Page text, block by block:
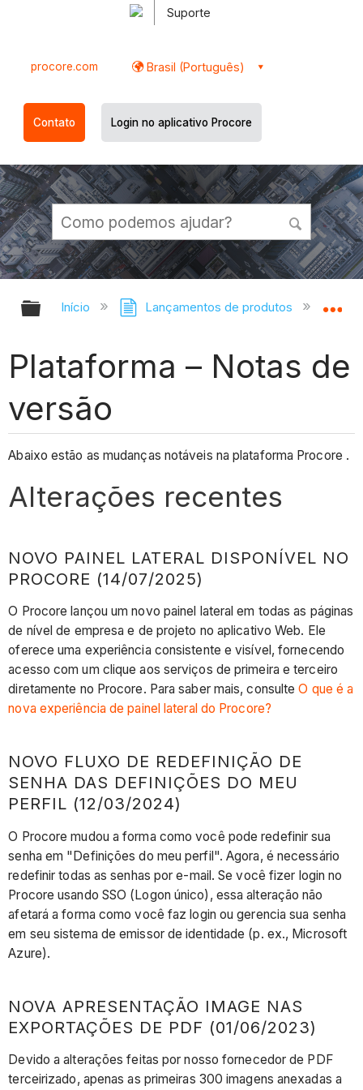
Suporte
procore.com Brasil (Português)
Contato Login no aplicativo Procore
Expandir/recolher hierarquia
Início Lançamentos de produtos
Plataforma – Notas de
versão
Abaixo estão as mudanças notáveis ​​na plataforma Procore .
Alterações recentes
NOVO PAINEL LATERAL DISPONÍVEL NO
PROCORE (14/07/2025)
O Procore lançou um novo painel lateral em todas as páginas
de nível de empresa e de projeto no aplicativo Web. Ele
oferece uma experiência consistente e visível, fornecendo
acesso com um clique aos serviços de primeira e terceiro
diretamente no Procore. Para saber mais, consulteO que é a
nova experiência de painel lateral do Procore?
NOVO FLUXO DE REDEFINIÇÃO DE
SENHA DAS DEFINIÇÕES DO MEU
PERFIL (12/03/2024)
O Procore mudou a forma como você pode redefinir sua
senha em "Definições do meu perfil". Agora, é necessário
redefinir todas as senhas por e-mail. Se você fizer login no
Procore usando SSO (Logon único), essa alteração não
afetará a forma como você faz login ou gerencia sua senha
em seu sistema de emissor de identidade (p. ex., Microsoft
Azure).
NOVA APRESENTAÇÃO IMAGE NAS
EXPORTAÇÕES DE PDF (01/06/2023)
Devido a alterações feitas por nosso fornecedor de PDF
terceirizado, apenas as primeiras 300 imagens anexadas a